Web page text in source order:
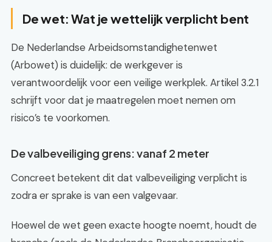
De wet: Wat je wettelijk verplicht bent
De Nederlandse Arbeidsomstandighetenwet
(Arbowet) is duidelijk: de werkgever is
verantwoordelijk voor een veilige werkplek. Artikel 3.2.1
schrijft voor dat je maatregelen moet nemen om
risico’s te voorkomen.
De valbeveiliging grens: vanaf 2 meter
Concreet betekent dit dat valbeveiliging verplicht is
zodra er sprake is van een valgevaar.
Hoewel de wet geen exacte hoogte noemt, houdt de